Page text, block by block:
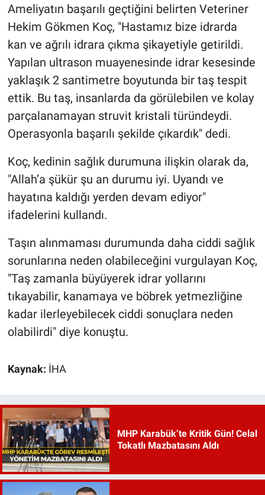
Ameliyatın başarılı geçtiğini belirten Veteriner
Hekim Gökmen Koç, "Hastamız bize idrarda
kan ve ağrılı idrara çıkma şikayetiyle getirildi.
Yapılan ultrason muayenesinde idrar kesesinde
yaklaşık 2 santimetre boyutunda bir taş tespit
ettik. Bu taş, insanlarda da görülebilen ve kolay
parçalanamayan struvit kristali türündeydi.
Operasyonla başarılı şekilde çıkardık" dedi.
Koç, kedinin sağlık durumuna ilişkin olarak da,
"Allah’a şükür şu an durumu iyi. Uyandı ve
hayatına kaldığı yerden devam ediyor"
ifadelerini kullandı.
Taşın alınmaması durumunda daha ciddi sağlık
sorunlarına neden olabileceğini vurgulayan Koç,
"Taş zamanla büyüyerek idrar yollarını
tıkayabilir, kanamaya ve böbrek yetmezliğine
kadar ilerleyebilecek ciddi sonuçlara neden
olabilirdi" diye konuştu.
Kaynak: İHA
MHP Karabük’te Kritik Gün! Celal
Tokatlı Mazbatasını Aldı